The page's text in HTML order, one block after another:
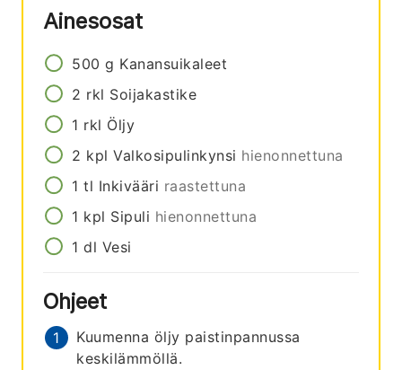
Ainesosat
500 g Kanansuikaleet
2 rkl Soijakastike
1 rkl Öljy
2 kpl Valkosipulinkynsi hienonnettuna
1 tl Inkivääri raastettuna
1 kpl Sipuli hienonnettuna
1 dl Vesi
Ohjeet
Kuumenna öljy paistinpannussa
keskilämmöllä.